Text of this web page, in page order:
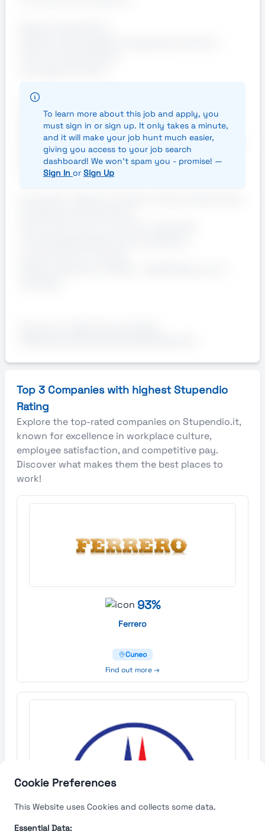
Cookie Preferences
This Website uses Cookies and collects some data.
Essential Data:
La risorsa ideale:
Ha conseguito un Diploma (o titolo di studio
equipollente) e maturato esperienza in ruoli
similari. Requisito necessario è l’appartenenza alle
Categorie Protette L.68/99. E' apprezzata una
buona conoscenza del Pacchetto Office.
To learn more about this job and apply, you
must sign in or sign up. It only takes a minute,
and it will make your job hunt much easier,
giving you access to your job search
dashboard! We won't spam you - promise! —
Sign In or Sign Up
Top 3 Companies with highest Stupendio
Rating
Explore the top-rated companies on Stupendio.it,
known for excellence in workplace culture,
employee satisfaction, and competitive pay.
Discover what makes them the best places to
work!
93%
Ferrero
Cuneo
Find out more →